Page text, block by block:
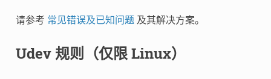
请参考 常见错误及已知问题 及其解决方案。
Udev 规则（仅限 Linux）